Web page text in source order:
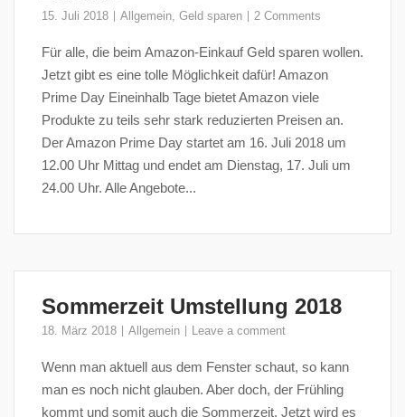
15. Juli 2018 Allgemein, Geld sparen 2 Comments
Für alle, die beim Amazon-Einkauf Geld sparen wollen.
Jetzt gibt es eine tolle Möglichkeit dafür! Amazon
Prime Day Eineinhalb Tage bietet Amazon viele
Produkte zu teils sehr stark reduzierten Preisen an.
Der Amazon Prime Day startet am 16. Juli 2018 um
12.00 Uhr Mittag und endet am Dienstag, 17. Juli um
24.00 Uhr. Alle Angebote...
Sommerzeit Umstellung 2018
18. März 2018 Allgemein Leave a comment
Wenn man aktuell aus dem Fenster schaut, so kann
man es noch nicht glauben. Aber doch, der Frühling
kommt und somit auch die Sommerzeit. Jetzt wird es